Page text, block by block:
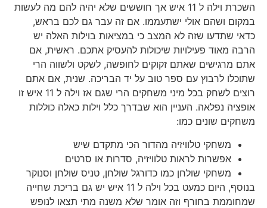
השכרת וילה ל 11 איש אך חוששים שלא יהיה להם מה לעשות
במקום ושהם אולי ישתעממו. אם זה עבר גם לכם בראש,
כדאי שתדעו שזה לא המצב כי במציאות בוילות האלה יש
הרבה מאוד פעילויות שיכולות להעסיק אתכם. ראשית, אם
אתם מרגישים שאתם זקוקים לחופשה, לשקט ולשווה הרי
שתוכלו לרבוץ עם ספר טוב על יד הבריכה. שנית, אם אתם
רוצים לשחק בכל מיני משחקים הרי שגם אז וילה ל 11 איש זו
אופציה נפלאה. העניין הוא שבדרך כלל וילות כאלה כוללות
משחקים שונים כמו:
משחקי טלוויזיה מהדור הכי מתקדם שיש
אפשרות לראות טלוויזיה, סדרות או סרטים
משחקי שולחן כמו כדורגל שולחן, טניס שולחן וסנוקר
בנוסף, היום כמעט בכל וילה ל 11 איש יש גם בריכת שחייה
שמחוממת בחורף וזה אומר שלא משנה מתי תצאו לנופש